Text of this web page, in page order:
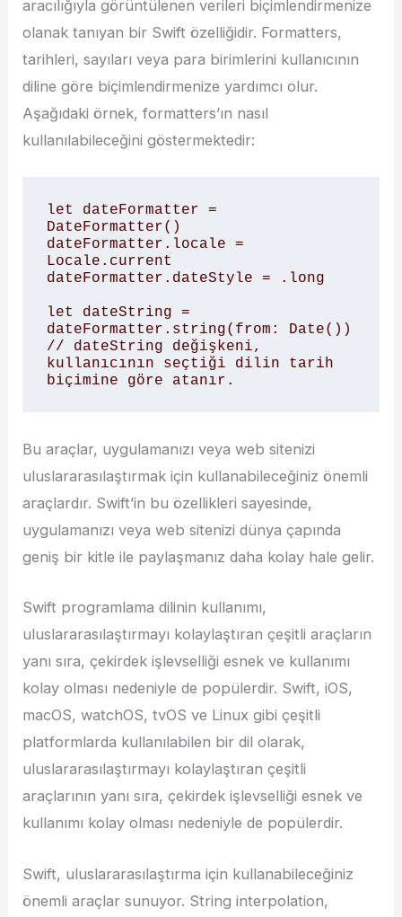
aracılığıyla görüntülenen verileri biçimlendirmenize
olanak tanıyan bir Swift özelliğidir. Formatters,
tarihleri, sayıları veya para birimlerini kullanıcının
diline göre biçimlendirmenize yardımcı olur.
Aşağıdaki örnek, formatters’ın nasıl
kullanılabileceğini göstermektedir:
let dateFormatter =
DateFormatter()
dateFormatter.locale =
Locale.current
dateFormatter.dateStyle = .long
let dateString =
dateFormatter.string(from: Date())
// dateString değişkeni,
kullanıcının seçtiği dilin tarih
biçimine göre atanır.
Bu araçlar, uygulamanızı veya web sitenizi
uluslararasılaştırmak için kullanabileceğiniz önemli
araçlardır. Swift’in bu özellikleri sayesinde,
uygulamanızı veya web sitenizi dünya çapında
geniş bir kitle ile paylaşmanız daha kolay hale gelir.
Swift programlama dilinin kullanımı,
uluslararasılaştırmayı kolaylaştıran çeşitli araçların
yanı sıra, çekirdek işlevselliği esnek ve kullanımı
kolay olması nedeniyle de popülerdir. Swift, iOS,
macOS, watchOS, tvOS ve Linux gibi çeşitli
platformlarda kullanılabilen bir dil olarak,
uluslararasılaştırmayı kolaylaştıran çeşitli
araçlarının yanı sıra, çekirdek işlevselliği esnek ve
kullanımı kolay olması nedeniyle de popülerdir.
Swift, uluslararasılaştırma için kullanabileceğiniz
önemli araçlar sunuyor. String interpolation,